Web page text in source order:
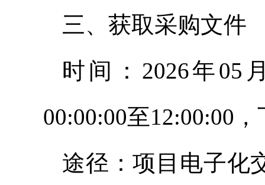
三、获取采购文件
时间：2026年05
00:00:00至12:00:00
途径：项目电子化